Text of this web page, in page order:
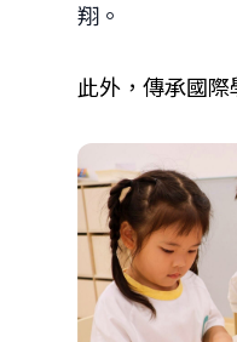
翔。
此外，傳承國